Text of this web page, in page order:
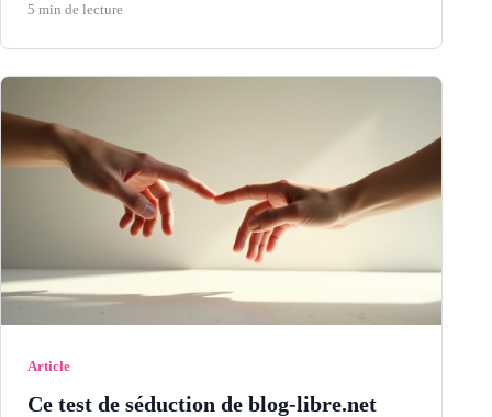
5 min de lecture
Article
Ce test de séduction de blog-libre.net